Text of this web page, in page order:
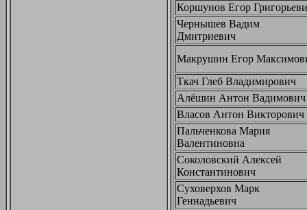
Коршунов Егор
Чернышев Вадим
Дмитриевич
Макрушин Егор
Ткач Глеб Владимирович
Алёшин Антон Вадимович
Власов Антон Викторович
Пальченкова Мария
Валентиновна
Соколовский Алексей
Константинович
Суховерхов Марк
Геннадьевич